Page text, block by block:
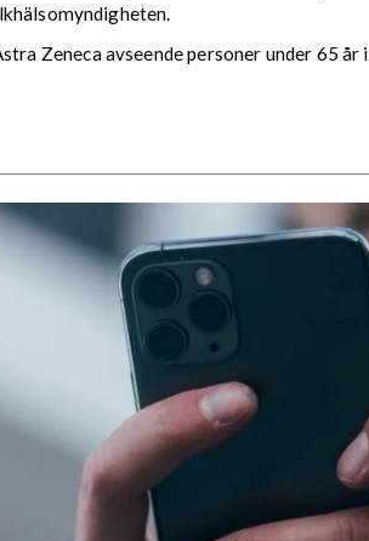
Zeneca avseende personer under 65 år i